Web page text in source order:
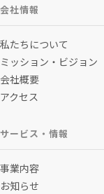
会社情報
私たちについて
ミッション・ビジョン
会社概要
アクセス
サービス・情報
事業内容
お知らせ